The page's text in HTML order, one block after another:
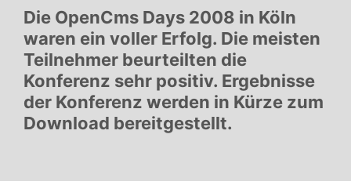
Die OpenCms Days 2008 in Köln
waren ein voller Erfolg. Die meisten
Teilnehmer beurteilten die
Konferenz sehr positiv. Ergebnisse
der Konferenz werden in Kürze zum
Download bereitgestellt.